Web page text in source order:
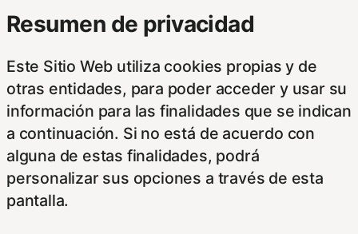
Resumen de privacidad
Este Sitio Web utiliza cookies propias y de
otras entidades, para poder acceder y usar su
información para las finalidades que se indican
a continuación. Si no está de acuerdo con
alguna de estas finalidades, podrá
personalizar sus opciones a través de esta
pantalla.